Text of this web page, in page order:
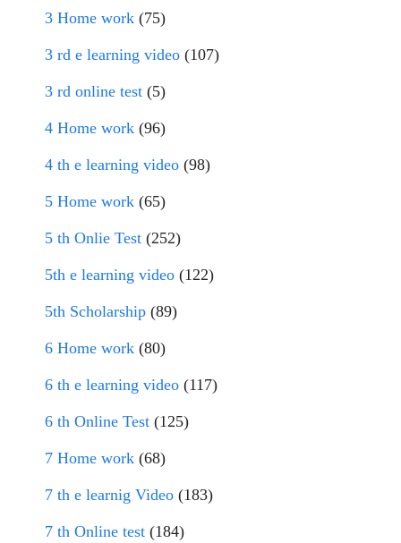
3 Home work (75)
3 rd e learning video (107)
3 rd online test (5)
4 Home work (96)
4 th e learning video (98)
5 Home work (65)
5 th Onlie Test (252)
5th e learning video (122)
5th Scholarship (89)
6 Home work (80)
6 th e learning video (117)
6 th Online Test (125)
7 Home work (68)
7 th e learnig Video (183)
7 th Online test (184)